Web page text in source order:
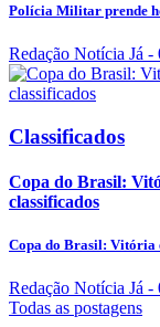
Polícia Militar prende
Redação Notícia Já -
Classificados
Copa do Brasil:
classificados
Copa do Brasil: Vitória
Redação Notícia Já -
Todas as postagens